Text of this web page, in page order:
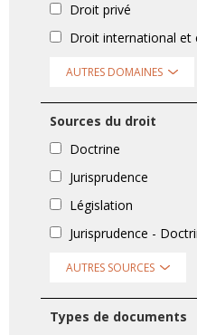
Droit privé
Droit international et
AUTRES DOMAINES
Sources du droit
Doctrine
Jurisprudence
Législation
Jurisprudence -
AUTRES SOURCES
Types de documents